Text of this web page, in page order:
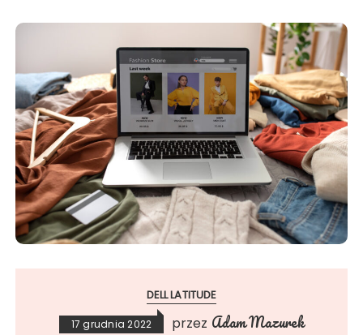
DELL LATITUDE
17 grudnia 2022 przez Adam Mazurek